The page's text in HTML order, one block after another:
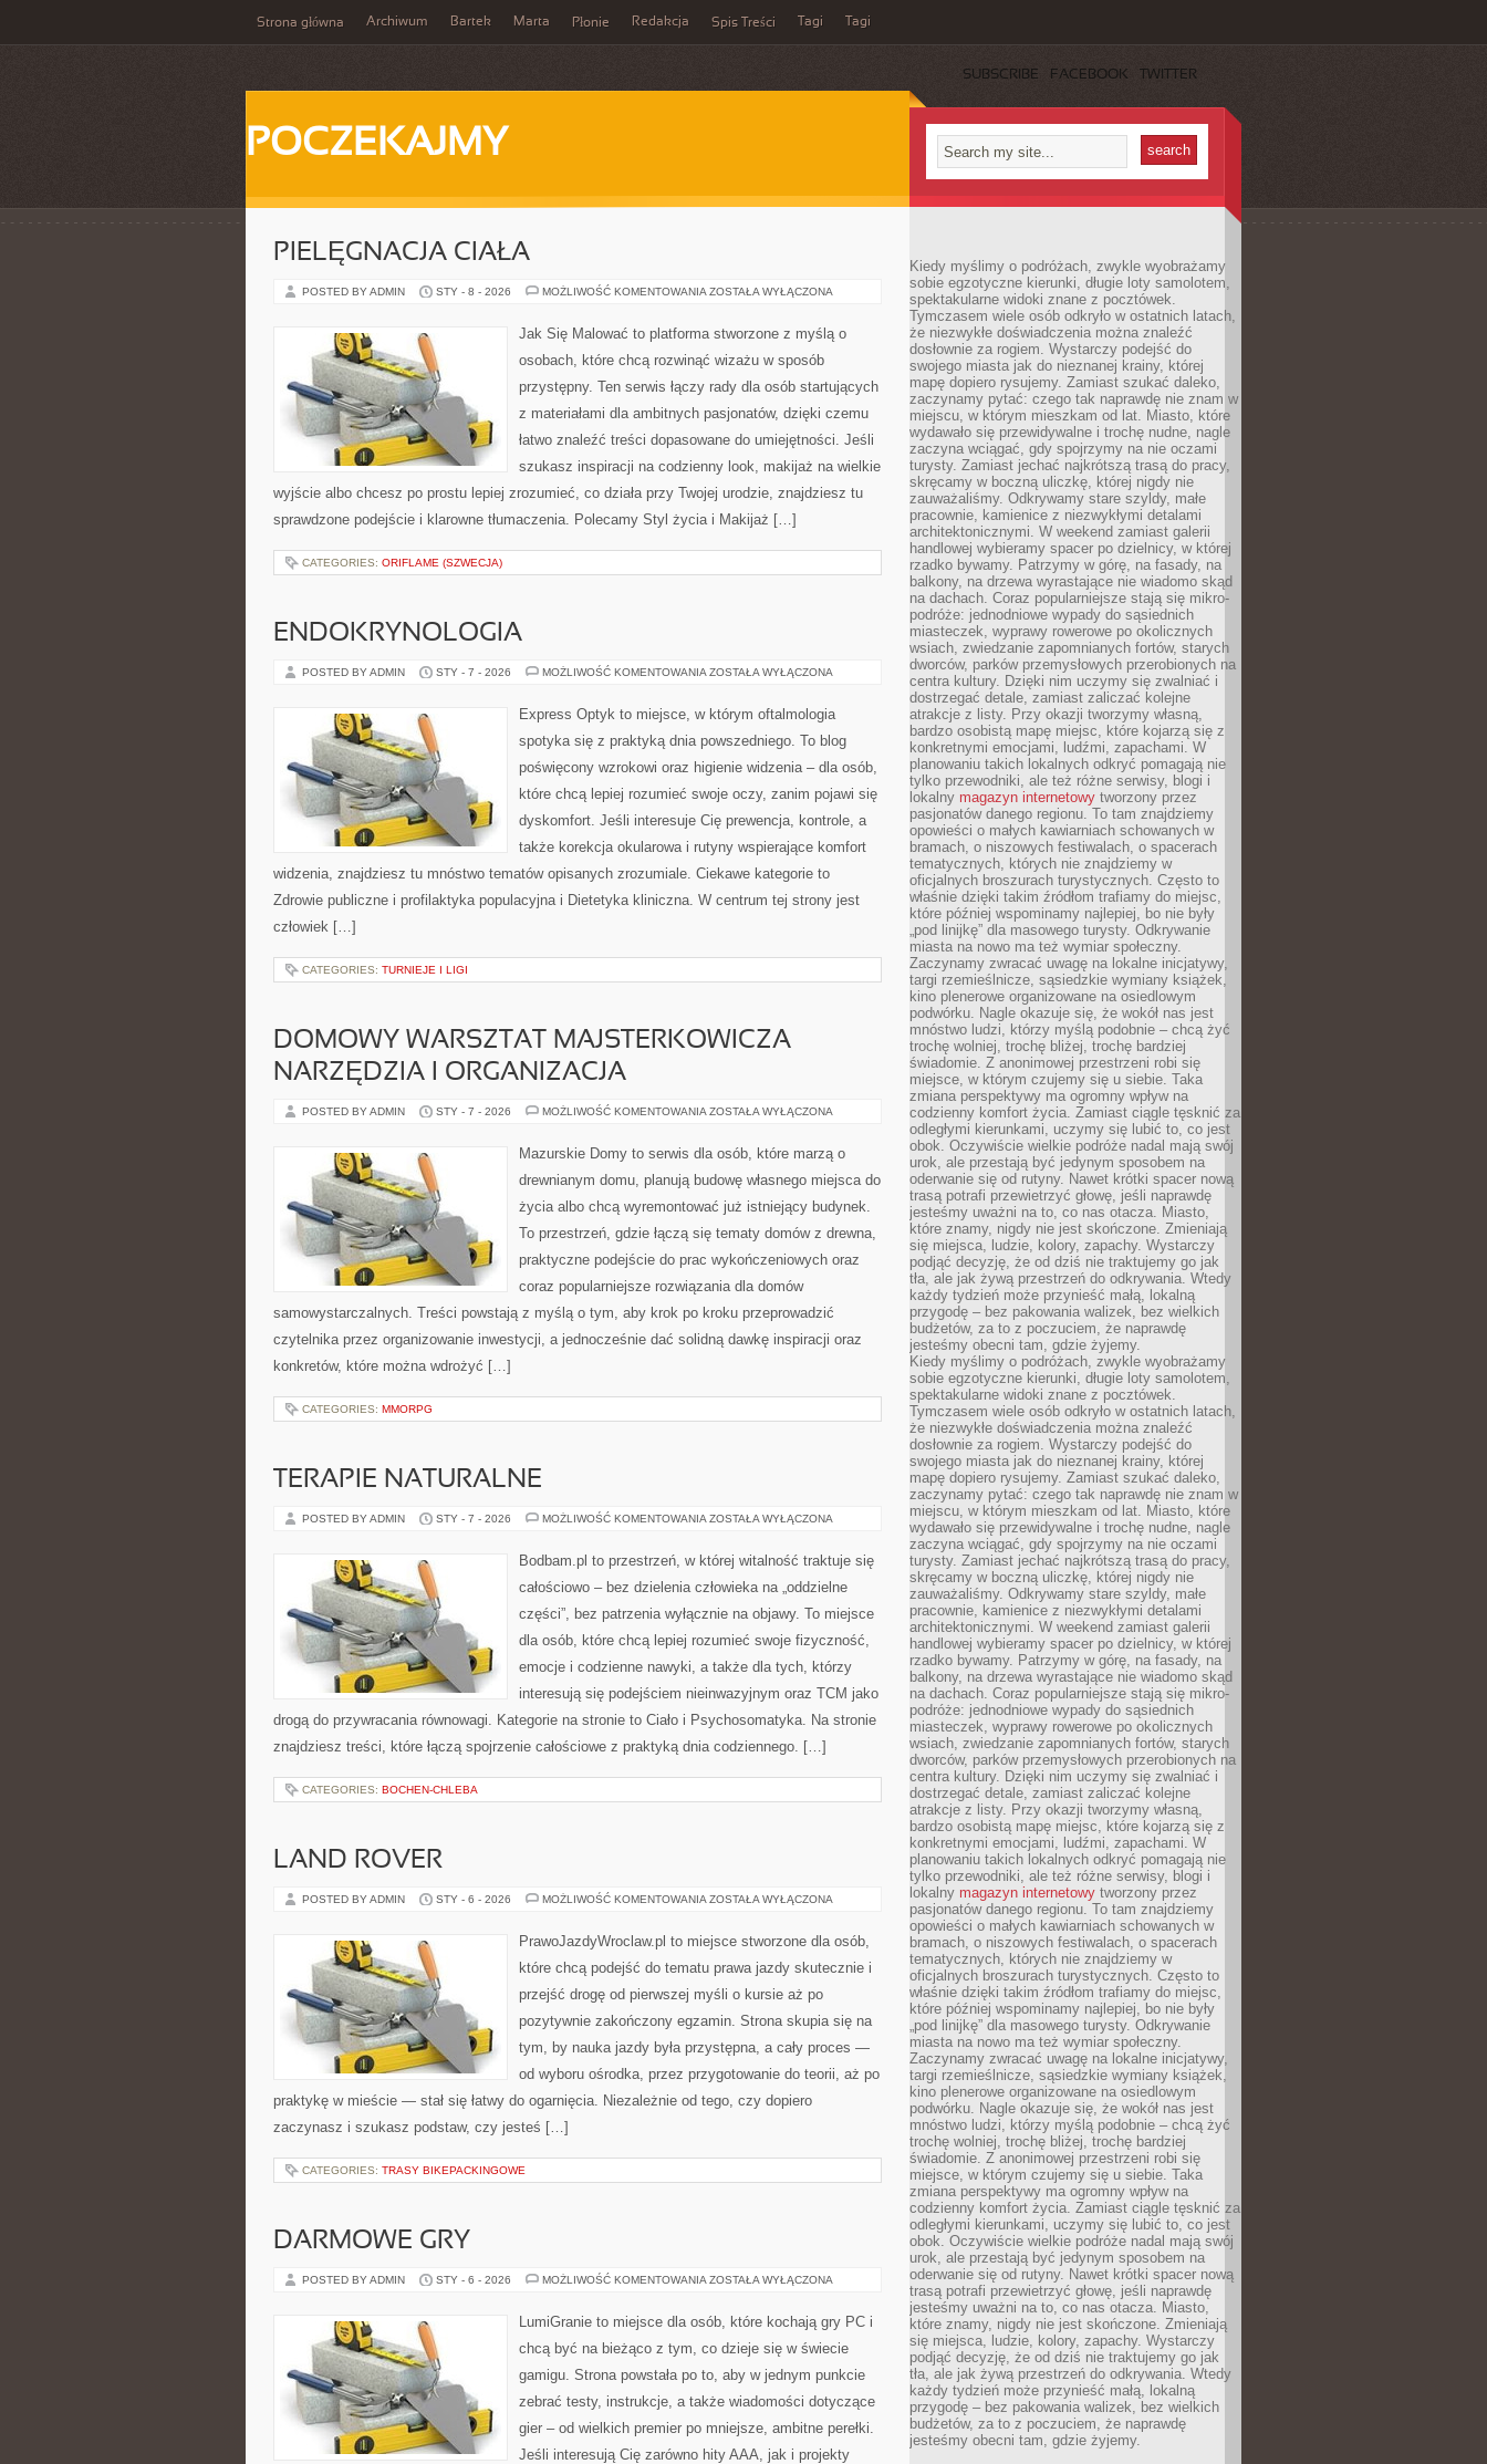
Strona główna Archiwum Bartek Marta Płonie Redakcja Spis Treści Tagi Tagi
SUBSCRIBE FACEBOOK TWITTER
POCZEKAJMY
PIELĘGNACJA CIAŁA
POSTED BY ADMIN STY - 8 - 2026 MOŻLIWOŚĆ KOMENTOWANIA PIELĘGNACJA
ZOSTAŁA WYŁĄCZONA
Jak Się Malować to platforma stworzone z myślą o
osobach, które chcą rozwinąć wizażu w sposób
przystępny. Ten serwis łączy rady dla osób startujących
z materiałami dla ambitnych pasjonatów, dzięki czemu
łatwo znaleźć treści dopasowane do umiejętności. Jeśli
szukasz inspiracji na codzienny look, makijaż na wielkie
wyjście albo chcesz po prostu lepiej zrozumieć, co działa przy Twojej urodzie, znajdziesz tu
sprawdzone podejście i klarowne tłumaczenia. Polecamy Styl życia i Makijaż […]
CATEGORIES: ORIFLAME (SZWECJA)
ENDOKRYNOLOGIA
POSTED BY ADMIN STY - 7 - 2026 MOŻLIWOŚĆ KOMENTOWANIA ENDOKRYNOLOGIA
ZOSTAŁA WYŁĄCZONA
Express Optyk to miejsce, w którym oftalmologia
spotyka się z praktyką dnia powszedniego. To blog
poświęcony wzrokowi oraz higienie widzenia – dla osób,
które chcą lepiej rozumieć swoje oczy, zanim pojawi się
dyskomfort. Jeśli interesuje Cię prewencja, kontrole, a
także korekcja okularowa i rutyny wspierające komfort
widzenia, znajdziesz tu mnóstwo tematów opisanych zrozumiale. Ciekawe kategorie to
Zdrowie publiczne i profilaktyka populacyjna i Dietetyka kliniczna. W centrum tej strony jest
człowiek […]
CATEGORIES: TURNIEJE I LIGI
DOMOWY WARSZTAT MAJSTERKOWICZA –
NARZĘDZIA I ORGANIZACJA
POSTED BY ADMIN STY - 7 - 2026 MOŻLIWOŚĆ KOMENTOWANIA DOMOWY
NARZĘDZIA
ORGANIZACJA
ZOSTAŁA WYŁĄCZONA
Mazurskie Domy to serwis dla osób, które marzą o
drewnianym domu, planują budowę własnego miejsca do
życia albo chcą wyremontować już istniejący budynek.
To przestrzeń, gdzie łączą się tematy domów z drewna,
praktyczne podejście do prac wykończeniowych oraz
coraz popularniejsze rozwiązania dla domów
samowystarczalnych. Treści powstają z myślą o tym, aby krok po kroku przeprowadzić
czytelnika przez organizowanie inwestycji, a jednocześnie dać solidną dawkę inspiracji oraz
konkretów, które można wdrożyć […]
CATEGORIES: MMORPG
TERAPIE NATURALNE
POSTED BY ADMIN STY - 7 - 2026 MOŻLIWOŚĆ KOMENTOWANIA TERAPIE
ZOSTAŁA WYŁĄCZONA
Bodbam.pl to przestrzeń, w której witalność traktuje się
całościowo – bez dzielenia człowieka na „oddzielne
części”, bez patrzenia wyłącznie na objawy. To miejsce
dla osób, które chcą lepiej rozumieć swoje fizyczność,
emocje i codzienne nawyki, a także dla tych, którzy
interesują się podejściem nieinwazyjnym oraz TCM jako
drogą do przywracania równowagi. Kategorie na stronie to Ciało i Psychosomatyka. Na stronie
znajdziesz treści, które łączą spojrzenie całościowe z praktyką dnia codziennego. […]
CATEGORIES: BOCHEN-CHLEBA
LAND ROVER
POSTED BY ADMIN STY - 6 - 2026 MOŻLIWOŚĆ KOMENTOWANIA LAND
ZOSTAŁA WYŁĄCZONA
PrawoJazdyWroclaw.pl to miejsce stworzone dla osób,
które chcą podejść do tematu prawa jazdy skutecznie i
przejść drogę od pierwszej myśli o kursie aż po
pozytywnie zakończony egzamin. Strona skupia się na
tym, by nauka jazdy była przystępna, a cały proces —
od wyboru ośrodka, przez przygotowanie do teorii, aż po
praktykę w mieście — stał się łatwy do ogarnięcia. Niezależnie od tego, czy dopiero
zaczynasz i szukasz podstaw, czy jesteś […]
CATEGORIES: TRASY BIKEPACKINGOWE
DARMOWE GRY
POSTED BY ADMIN STY - 6 - 2026 MOŻLIWOŚĆ KOMENTOWANIA DARMOWE
ZOSTAŁA WYŁĄCZONA
LumiGranie to miejsce dla osób, które kochają gry PC i
chcą być na bieżąco z tym, co dzieje się w świecie
gamigu. Strona powstała po to, aby w jednym punkcie
zebrać testy, instrukcje, a także wiadomości dotyczące
gier – od wielkich premier po mniejsze, ambitne perełki.
Jeśli interesują Cię zarówno hity AAA, jak i projekty
Kiedy myślimy o podróżach, zwykle wyobrażamy
sobie egzotyczne kierunki, długie loty samolotem,
spektakularne widoki znane z pocztówek.
Tymczasem wiele osób odkryło w ostatnich latach,
że niezwykłe doświadczenia można znaleźć
dosłownie za rogiem. Wystarczy podejść do
swojego miasta jak do nieznanej krainy, której
mapę dopiero rysujemy. Zamiast szukać daleko,
zaczynamy pytać: czego tak naprawdę nie znam w
miejscu, w którym mieszkam od lat. Miasto, które
wydawało się przewidywalne i trochę nudne, nagle
zaczyna wciągać, gdy spojrzymy na nie oczami
turysty. Zamiast jechać najkrótszą trasą do pracy,
skręcamy w boczną uliczkę, której nigdy nie
zauważaliśmy. Odkrywamy stare szyldy, małe
pracownie, kamienice z niezwykłymi detalami
architektonicznymi. W weekend zamiast galerii
handlowej wybieramy spacer po dzielnicy, w której
rzadko bywamy. Patrzymy w górę, na fasady, na
balkony, na drzewa wyrastające nie wiadomo skąd
na dachach. Coraz popularniejsze stają się mikro-
podróże: jednodniowe wypady do sąsiednich
miasteczek, wyprawy rowerowe po okolicznych
wsiach, zwiedzanie zapomnianych fortów, starych
dworców, parków przemysłowych przerobionych na
centra kultury. Dzięki nim uczymy się zwalniać i
dostrzegać detale, zamiast zaliczać kolejne
atrakcje z listy. Przy okazji tworzymy własną,
bardzo osobistą mapę miejsc, które kojarzą się z
konkretnymi emocjami, ludźmi, zapachami. W
planowaniu takich lokalnych odkryć pomagają nie
tylko przewodniki, ale też różne serwisy, blogi i
lokalny magazyn internetowy tworzony przez
pasjonatów danego regionu. To tam znajdziemy
opowieści o małych kawiarniach schowanych w
bramach, o niszowych festiwalach, o spacerach
tematycznych, których nie znajdziemy w
oficjalnych broszurach turystycznych. Często to
właśnie dzięki takim źródłom trafiamy do miejsc,
które później wspominamy najlepiej, bo nie były
„pod linijkę” dla masowego turysty. Odkrywanie
miasta na nowo ma też wymiar społeczny.
Zaczynamy zwracać uwagę na lokalne inicjatywy,
targi rzemieślnicze, sąsiedzkie wymiany książek,
kino plenerowe organizowane na osiedlowym
podwórku. Nagle okazuje się, że wokół nas jest
mnóstwo ludzi, którzy myślą podobnie – chcą żyć
trochę wolniej, trochę bliżej, trochę bardziej
świadomie. Z anonimowej przestrzeni robi się
miejsce, w którym czujemy się u siebie. Taka
zmiana perspektywy ma ogromny wpływ na
codzienny komfort życia. Zamiast ciągle tęsknić za
odległymi kierunkami, uczymy się lubić to, co jest
obok. Oczywiście wielkie podróże nadal mają swój
urok, ale przestają być jedynym sposobem na
oderwanie się od rutyny. Nawet krótki spacer nową
trasą potrafi przewietrzyć głowę, jeśli naprawdę
jesteśmy uważni na to, co nas otacza. Miasto,
które znamy, nigdy nie jest skończone. Zmieniają
się miejsca, ludzie, kolory, zapachy. Wystarczy
podjąć decyzję, że od dziś nie traktujemy go jak
tła, ale jak żywą przestrzeń do odkrywania. Wtedy
każdy tydzień może przynieść małą, lokalną
przygodę – bez pakowania walizek, bez wielkich
budżetów, za to z poczuciem, że naprawdę
jesteśmy obecni tam, gdzie żyjemy.
Kiedy myślimy o podróżach, zwykle wyobrażamy
sobie egzotyczne kierunki, długie loty samolotem,
spektakularne widoki znane z pocztówek.
Tymczasem wiele osób odkryło w ostatnich latach,
że niezwykłe doświadczenia można znaleźć
dosłownie za rogiem. Wystarczy podejść do
swojego miasta jak do nieznanej krainy, której
mapę dopiero rysujemy. Zamiast szukać daleko,
zaczynamy pytać: czego tak naprawdę nie znam w
miejscu, w którym mieszkam od lat. Miasto, które
wydawało się przewidywalne i trochę nudne, nagle
zaczyna wciągać, gdy spojrzymy na nie oczami
turysty. Zamiast jechać najkrótszą trasą do pracy,
skręcamy w boczną uliczkę, której nigdy nie
zauważaliśmy. Odkrywamy stare szyldy, małe
pracownie, kamienice z niezwykłymi detalami
architektonicznymi. W weekend zamiast galerii
handlowej wybieramy spacer po dzielnicy, w której
rzadko bywamy. Patrzymy w górę, na fasady, na
balkony, na drzewa wyrastające nie wiadomo skąd
na dachach. Coraz popularniejsze stają się mikro-
podróże: jednodniowe wypady do sąsiednich
miasteczek, wyprawy rowerowe po okolicznych
wsiach, zwiedzanie zapomnianych fortów, starych
dworców, parków przemysłowych przerobionych na
centra kultury. Dzięki nim uczymy się zwalniać i
dostrzegać detale, zamiast zaliczać kolejne
atrakcje z listy. Przy okazji tworzymy własną,
bardzo osobistą mapę miejsc, które kojarzą się z
konkretnymi emocjami, ludźmi, zapachami. W
planowaniu takich lokalnych odkryć pomagają nie
tylko przewodniki, ale też różne serwisy, blogi i
lokalny magazyn internetowy tworzony przez
pasjonatów danego regionu. To tam znajdziemy
opowieści o małych kawiarniach schowanych w
bramach, o niszowych festiwalach, o spacerach
tematycznych, których nie znajdziemy w
oficjalnych broszurach turystycznych. Często to
właśnie dzięki takim źródłom trafiamy do miejsc,
które później wspominamy najlepiej, bo nie były
„pod linijkę” dla masowego turysty. Odkrywanie
miasta na nowo ma też wymiar społeczny.
Zaczynamy zwracać uwagę na lokalne inicjatywy,
targi rzemieślnicze, sąsiedzkie wymiany książek,
kino plenerowe organizowane na osiedlowym
podwórku. Nagle okazuje się, że wokół nas jest
mnóstwo ludzi, którzy myślą podobnie – chcą żyć
trochę wolniej, trochę bliżej, trochę bardziej
świadomie. Z anonimowej przestrzeni robi się
miejsce, w którym czujemy się u siebie. Taka
zmiana perspektywy ma ogromny wpływ na
codzienny komfort życia. Zamiast ciągle tęsknić za
odległymi kierunkami, uczymy się lubić to, co jest
obok. Oczywiście wielkie podróże nadal mają swój
urok, ale przestają być jedynym sposobem na
oderwanie się od rutyny. Nawet krótki spacer nową
trasą potrafi przewietrzyć głowę, jeśli naprawdę
jesteśmy uważni na to, co nas otacza. Miasto,
które znamy, nigdy nie jest skończone. Zmieniają
się miejsca, ludzie, kolory, zapachy. Wystarczy
podjąć decyzję, że od dziś nie traktujemy go jak
tła, ale jak żywą przestrzeń do odkrywania. Wtedy
każdy tydzień może przynieść małą, lokalną
przygodę – bez pakowania walizek, bez wielkich
budżetów, za to z poczuciem, że naprawdę
jesteśmy obecni tam, gdzie żyjemy.